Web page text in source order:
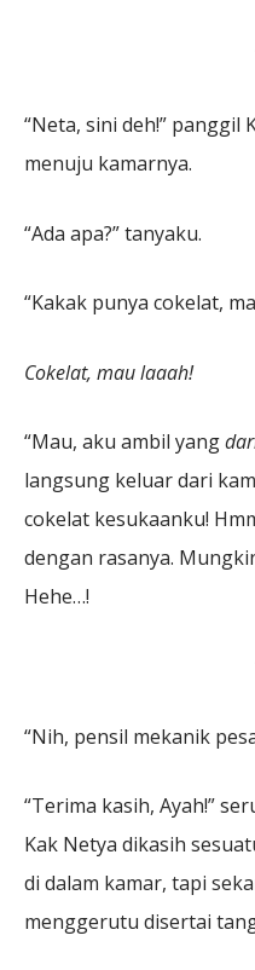
“Neta, sini deh!” panggil
menuju kamarnya.
“Ada apa?” tanyaku.
“Kakak punya cokelat,
Cokelat, mau laaah!
“Mau, aku ambil yang
langsung keluar dari
cokelat kesukaanku!
dengan rasanya.
Hehe…!
“Nih, pensil mekanik
“Terima kasih, Ayah!”
Kak Netya dikasih
di dalam kamar, tapi
menggerutu disertai